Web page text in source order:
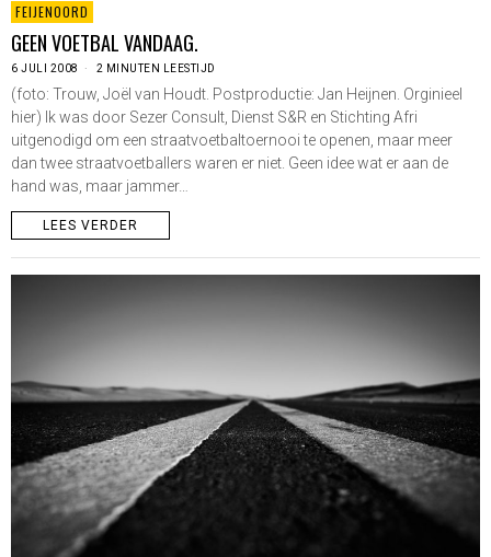
FEIJENOORD
GEEN VOETBAL VANDAAG.
6 JULI 2008 2 MINUTEN LEESTIJD
(foto: Trouw, Joël van Houdt. Postproductie: Jan Heijnen. Orginieel
hier) Ik was door Sezer Consult, Dienst S&R en Stichting Afri
uitgenodigd om een straatvoetbaltoernooi te openen, maar meer
dan twee straatvoetballers waren er niet. Geen idee wat er aan de
hand was, maar jammer…
LEES VERDER